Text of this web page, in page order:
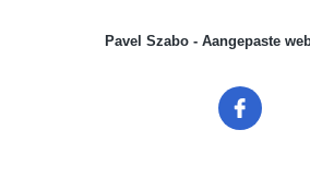
Pavel Szabo - Aangepaste